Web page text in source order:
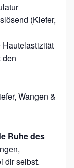
(Kiefer,
den
Wangen &
Ruhe des
dir selbst.